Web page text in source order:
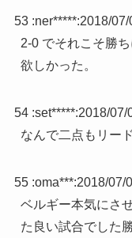
53 :ner*****:2018/
2-0 でそれこそ勝
欲しかった。
54 :set*****:2018/07/
なんで二点もリー
55 :oma***:2018/07/
ベルギー本気にさ
た良い試合でした